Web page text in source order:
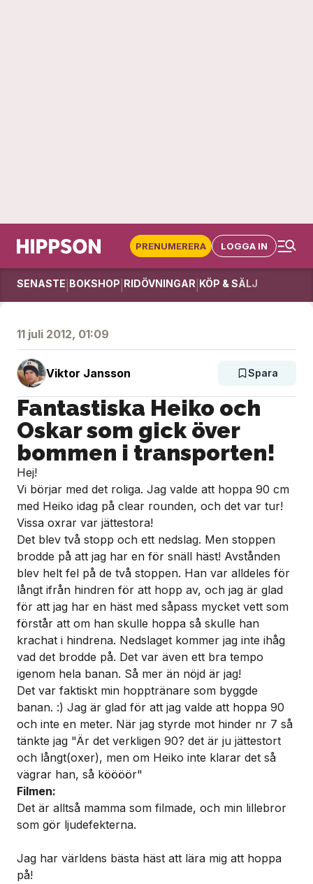
PRENUMERERA LOGGA IN
SENASTE BOKSHOP RIDÖVNINGAR KÖP & SÄLJ
11 juli 2012, 01:09
Viktor Jansson Spara
Fantastiska Heiko och
Oskar som gick över
bommen i transporten!
Hej!
Vi börjar med det roliga. Jag valde att hoppa 90 cm
med Heiko idag på clear rounden, och det var tur!
Vissa oxrar var jättestora!
Det blev två stopp och ett nedslag. Men stoppen
brodde på att jag har en för snäll häst! Avstånden
blev helt fel på de två stoppen. Han var alldeles för
långt ifrån hindren för att hopp av, och jag är glad
för att jag har en häst med såpass mycket vett som
förstår att om han skulle hoppa så skulle han
krachat i hindrena. Nedslaget kommer jag inte ihåg
vad det brodde på. Det var även ett bra tempo
igenom hela banan. Så mer än nöjd är jag!
Det var faktiskt min hopptränare som byggde
banan. :) Jag är glad för att jag valde att hoppa 90
och inte en meter. När jag styrde mot hinder nr 7 så
tänkte jag "Är det verkligen 90? det är ju jättestort
och långt(oxer), men om Heiko inte klarar det så
vägrar han, så köööör"
Filmen:
Det är alltså mamma som filmade, och min lillebror
som gör ljudefekterna.
Jag har världens bästa häst att lära mig att hoppa
på!